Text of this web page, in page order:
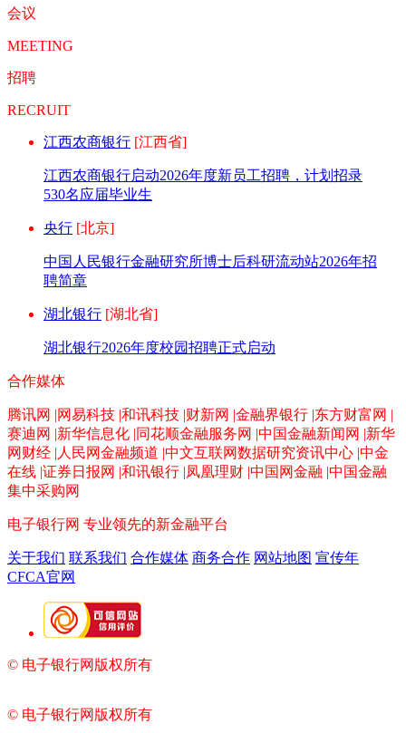
会议
MEETING
招聘
RECRUIT
江西农商银行 [江西省]
江西农商银行启动2026年度新员工招聘，计划招录
530名应届毕业生
央行 [北京]
中国人民银行金融研究所博士后科研流动站2026年招
聘简章
湖北银行 [湖北省]
湖北银行2026年度校园招聘正式启动
合作媒体
腾讯网 |网易科技 |和讯科技 |财新网 |金融界银行 |东方财富网 |
赛迪网 |新华信息化 |同花顺金融服务网 |中国金融新闻网 |新华
网财经 |人民网金融频道 |中文互联网数据研究资讯中心 |中金
在线 |证券日报网 |和讯银行 |凤凰理财 |中国网金融 |中国金融
集中采购网
电子银行网 专业领先的新金融平台
关于我们 联系我们 合作媒体 商务合作 网站地图 宣传年
CFCA官网
© 电子银行网版权所有
© 电子银行网版权所有